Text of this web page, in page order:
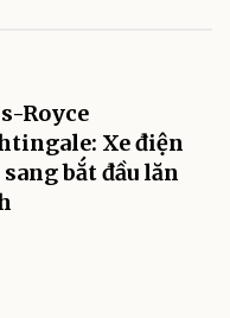
Royce
Xe điện
sang bắt đầu lăn